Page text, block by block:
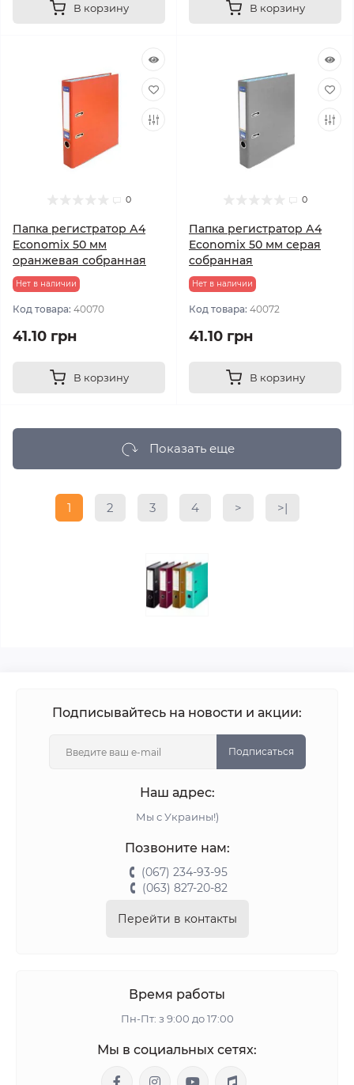
В корзину В корзину
0
Папка регистратор А4
Economix 50 мм
оранжевая собранная
Нет в наличии
Код товара: 40070
41.10 грн
В корзину
0
Папка регистратор А4
Economix 50 мм серая
собранная
Нет в наличии
Код товара: 40072
41.10 грн
В корзину
Показать еще
1 2 3 4 > >|
Подписывайтесь на новости и акции:
Подписаться
Наш адрес:
Мы с Украины!)
Позвоните нам:
(067) 234-93-95
(063) 827-20-82
Перейти в контакты
Время работы
Пн-Пт: з 9:00 до 17:00
Мы в социальных сетях: